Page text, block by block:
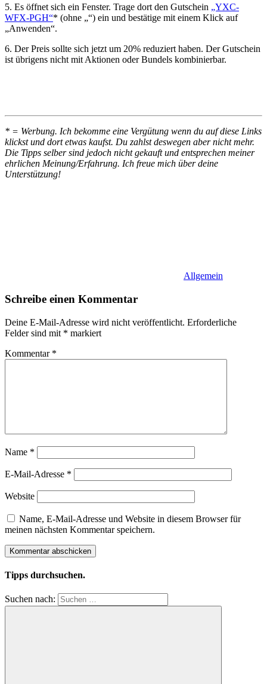
5. Es öffnet sich ein Fenster. Trage dort den Gutschein „YXC-
WFX-PGH“* (ohne „“) ein und bestätige mit einem Klick auf
„Anwenden“.
6. Der Preis sollte sich jetzt um 20% reduziert haben. Der Gutschein
ist übrigens nicht mit Aktionen oder Bundels kombinierbar.
* = Werbung. Ich bekomme eine Vergütung wenn du auf diese Links
klickst und dort etwas kaufst. Du zahlst deswegen aber nicht mehr.
Die Tipps selber sind jedoch nicht gekauft und entsprechen meiner
ehrlichen Meinung/Erfahrung. Ich freue mich über deine
Unterstützung!
Allgemein
Schreibe einen Kommentar
Deine E-Mail-Adresse wird nicht veröffentlicht. Erforderliche
Felder sind mit * markiert
Kommentar *
Name *
E-Mail-Adresse *
Website
Name, E-Mail-Adresse und Website in diesem Browser für
meinen nächsten Kommentar speichern.
Tipps durchsuchen.
Suchen nach: